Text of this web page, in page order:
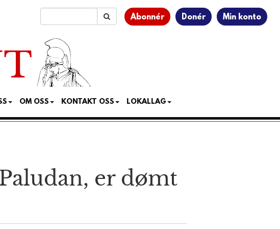
Abonnér Donér Min konto
OM OSS KONTAKT OSS LOKALLAG
er dømt